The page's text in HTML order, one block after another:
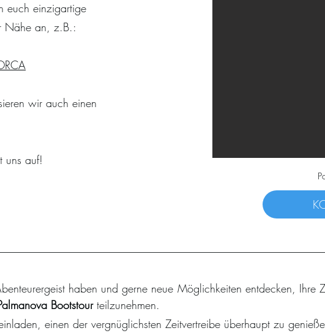
euch einzigartige
Nähe an, z.B.:
wir auch einen
uns auf!
haben und gerne neue Möglichkeiten entdecken, Ihre
Bootstourteilzunehmen.
einen der vergnüglichsten Zeitvertreibe überhaupt zu